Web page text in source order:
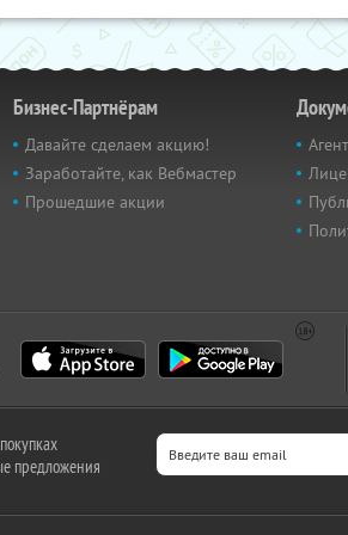
Бизнес-Партнёрам
Давайте сделаем акцию!
Заработайте, как Вебмастер
Прошедшие акции
предложения